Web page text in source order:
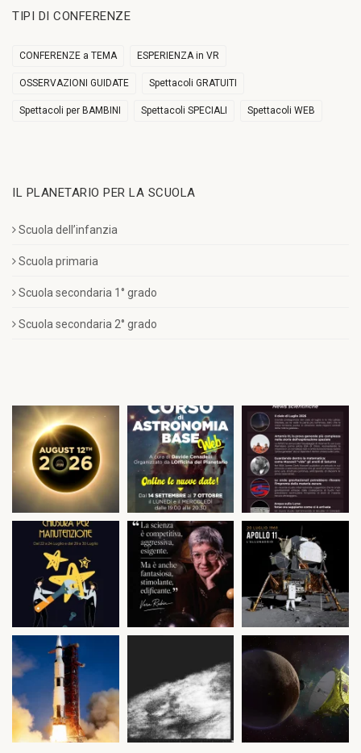
TIPI DI CONFERENZE
CONFERENZE a TEMA ESPERIENZA in VR
OSSERVAZIONI GUIDATE Spettacoli GRATUITI
Spettacoli per BAMBINI Spettacoli SPECIALI Spettacoli WEB
IL PLANETARIO PER LA SCUOLA
Scuola dell’infanzia
Scuola primaria
Scuola secondaria 1° grado
Scuola secondaria 2° grado